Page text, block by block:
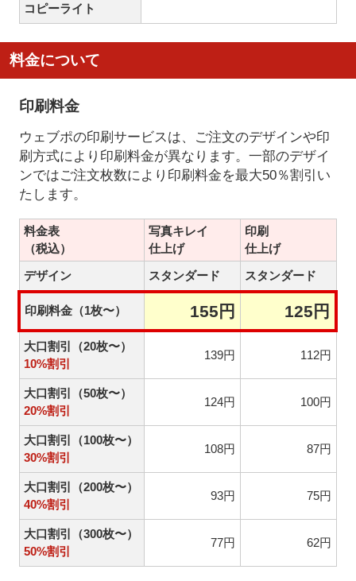
コピーライト
料金について
印刷料金
ウェブポの印刷サービスは、ご注文のデザインや印
刷方式により印刷料金が異なります。一部のデザイ
ンではご注文枚数により印刷料金を最大50％割引い
たします。
料金表
（税込）
写真キレイ
仕上げ
印刷
仕上げ
デザイン
スタンダード スタンダード
印刷料金（1枚〜） 155円 125円
大口割引（20枚〜）
10%割引
139円 112円
大口割引（50枚〜）
20%割引
124円 100円
大口割引（100枚〜）
30%割引
108円 87円
大口割引（200枚〜）
40%割引
93円 75円
大口割引（300枚〜）
50%割引
77円 62円